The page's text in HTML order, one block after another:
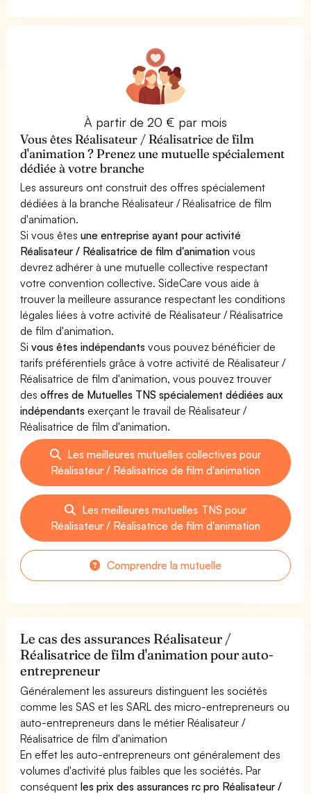
À partir de 20 € par mois
Vous êtes Réalisateur / Réalisatrice de film
d'animation ? Prenez une mutuelle spécialement
dédiée à votre branche
Les assureurs ont construit des offres spécialement
dédiées à la branche Réalisateur / Réalisatrice de film
d'animation.
Si vous êtesune entreprise ayant pour activité
Réalisateur / Réalisatrice de film d'animation vous
devrez adhérer à une mutuelle collective respectant
votre convention collective. SideCare vous aide à
trouver la meilleure assurance respectant les conditions
légales liées à votre activité de Réalisateur / Réalisatrice
de film d'animation.
Sivous êtes indépendants vous pouvez bénéficier de
tarifs préférentiels grâce à votre activité de Réalisateur /
Réalisatrice de film d'animation, vous pouvez trouver
desoffres de Mutuelles TNS spécialement dédiées aux
indépendants exerçant le travail de Réalisateur /
Réalisatrice de film d'animation.
Les meilleures mutuelles collectives pour
Réalisateur / Réalisatrice de film d'animation
Les meilleures mutuelles TNS pour
Réalisateur / Réalisatrice de film d'animation
Comprendre la mutuelle
Le cas des assurances Réalisateur /
Réalisatrice de film d'animation pour auto-
entrepreneur
Généralement les assureurs distinguent les sociétés
comme les SAS et les SARL des micro-entrepreneurs ou
auto-entrepreneurs dans le métier Réalisateur /
Réalisatrice de film d'animation
En effet les auto-entrepreneurs ont généralement des
volumes d'activité plus faibles que les sociétés. Par
conséquentles prix des assurances rc pro Réalisateur /